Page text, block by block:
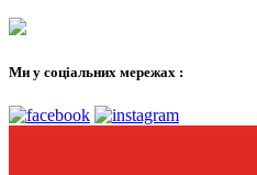
Ми у соціальних мережах :